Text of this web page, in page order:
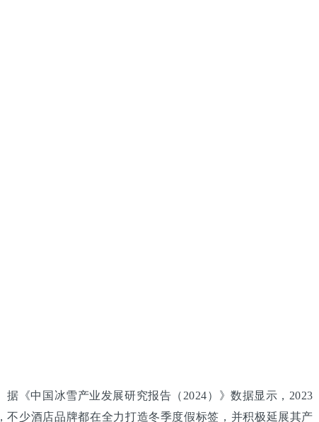
《中国冰雪产业发展研究报告（2024）》数据显示，2023
不少酒店品牌都在全力打造冬季度假标签，并积极延展其产